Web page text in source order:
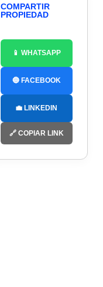
COMPARTIR
PROPIEDAD
📱 WHATSAPP
🔵 FACEBOOK
💼 LINKEDIN
🔗 COPIAR LINK